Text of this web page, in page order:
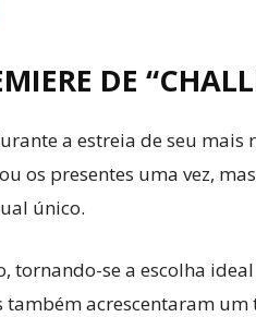
DE
a estreia de seu mais
os presentes uma vez,
único.
tornando-se a escolha
também acrescentaram